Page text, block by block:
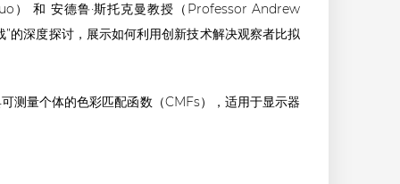
） 和 安德鲁·斯托克曼教授（Professor Andrew
的深度探讨，展示如何利用创新技术解决观察者比拟
测量个体的色彩匹配函数（CMFs），适用于显示器